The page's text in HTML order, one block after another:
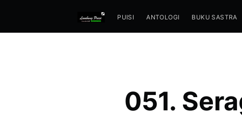
PUISI ANTOLOGI BUKU SASTRA
051.